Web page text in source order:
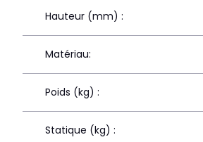
Hauteur (mm) :
Matériau:
Poids (kg) :
Statique (kg) :